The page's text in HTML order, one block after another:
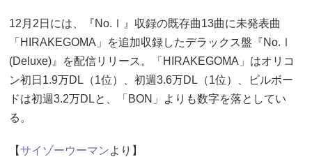
12月2日には、『No.Ⅰ』収録の既存曲13曲に未発表曲
「HIRAKEGOMA」を追加収録したデラックス盤『No.Ⅰ
(Deluxe)』を配信リリース。「HIRAKEGOMA」はオリコ
ン初日1.9万DL（1位）、初週3.6万DL（1位）、ビルボー
ドは初週3.2万DLと、「BON」よりも数字を落としてい
る。
【サイゾーウーマンより】